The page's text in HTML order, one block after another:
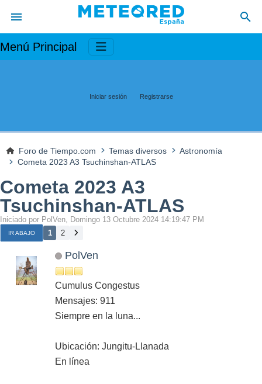
Menú Principal
Iniciar sesión Registrarse
Foro de Tiempo.com Temas diversos
Astronomía
Cometa 2023 A3 Tsuchinshan-ATLAS
Cometa 2023 A3
Tsuchinshan-ATLAS
Iniciado por PolVen, Domingo 13 Octubre 2024 14:19:47 PM
IR ABAJO 1 2
PolVen
Cumulus Congestus
Mensajes: 911
Siempre en la luna...
Ubicación: Jungitu-Llanada
En línea